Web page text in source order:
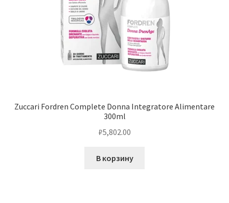
Zuccari Fordren Complete Donna Integratore Alimentare
300ml
₽5,802.00
В корзину